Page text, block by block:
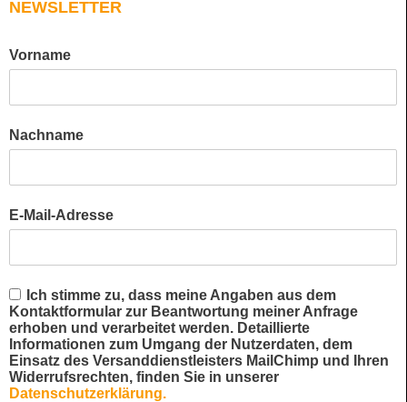
NEWSLETTER
Vorname
Nachname
E-Mail-Adresse
Ich stimme zu, dass meine Angaben aus dem
Kontaktformular zur Beantwortung meiner Anfrage
erhoben und verarbeitet werden. Detaillierte
Informationen zum Umgang der Nutzerdaten, dem
Einsatz des Versanddienstleisters MailChimp und Ihren
Widerrufsrechten, finden Sie in unserer
Datenschutzerklärung.